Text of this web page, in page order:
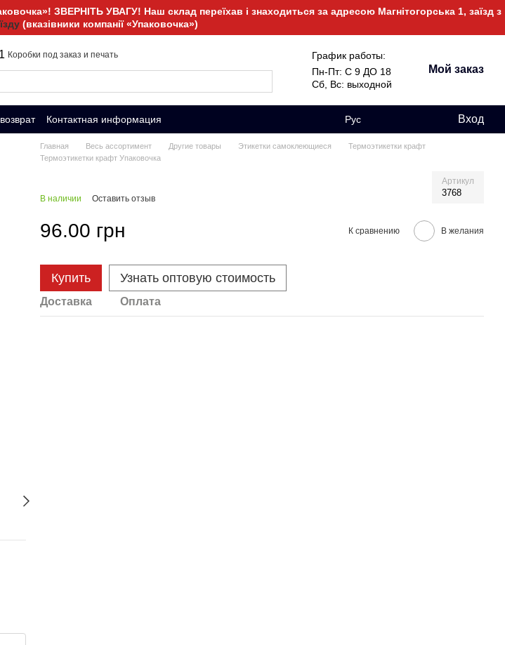
ЗВЕРНІТЬ УВАГУ! Наш склад переїхав і знаходиться за адресою Магнітогорська 1, заїзд з
(вказівники компанії «Упаковочка»)
Коробки под заказ и печать
График работы:
Пн-Пт: С 9 ДО 18
Сб, Вс: выходной
Мой заказ
Контактная информация Рус Вход
Главная Весь ассортимент Другие товары Этикетки самоклеющиеся
Термоэтикетки крафт
Термоэтикетки крафт Упаковочка
Артикул
3768
В наличии Оставить отзыв
96.00 грн К сравнению В желания
Купить Узнать оптовую стоимость
Доставка Оплата